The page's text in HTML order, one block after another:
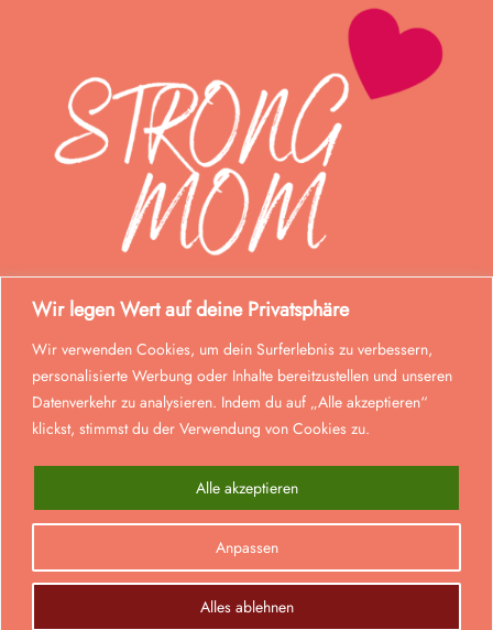
Wir legen Wert auf deine Privatsphäre
Wir verwenden Cookies, um dein Surferlebnis zu verbessern,
personalisierte Werbung oder Inhalte bereitzustellen und unseren
Datenverkehr zu analysieren. Indem du auf „Alle akzeptieren“
klickst, stimmst du der Verwendung von Cookies zu.
Anpassen
Alles ablehnen
Alle akzeptieren
Realisiert von
Alle Preise inkl. der gesetzlichen MwSt.
VERTRAG WIDERRUFEN